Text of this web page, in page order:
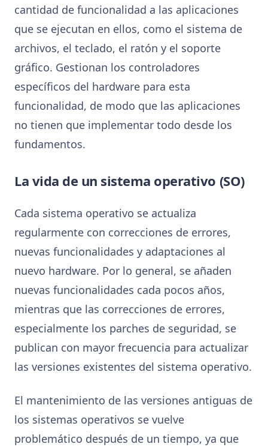
cantidad de funcionalidad a las aplicaciones
que se ejecutan en ellos, como el sistema de
archivos, el teclado, el ratón y el soporte
gráfico. Gestionan los controladores
específicos del hardware para esta
funcionalidad, de modo que las aplicaciones
no tienen que implementar todo desde los
fundamentos.
La vida de un sistema operativo (SO)
Cada sistema operativo se actualiza
regularmente con correcciones de errores,
nuevas funcionalidades y adaptaciones al
nuevo hardware. Por lo general, se añaden
nuevas funcionalidades cada pocos años,
mientras que las correcciones de errores,
especialmente los parches de seguridad, se
publican con mayor frecuencia para actualizar
las versiones existentes del sistema operativo.
El mantenimiento de las versiones antiguas de
los sistemas operativos se vuelve
problemático después de un tiempo, ya que